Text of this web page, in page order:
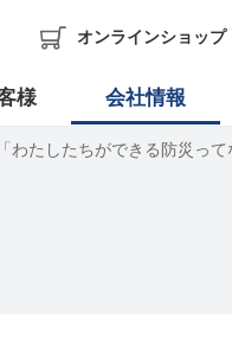
オンラインショップ
様 会社情報
「わたしたちができる防災っ